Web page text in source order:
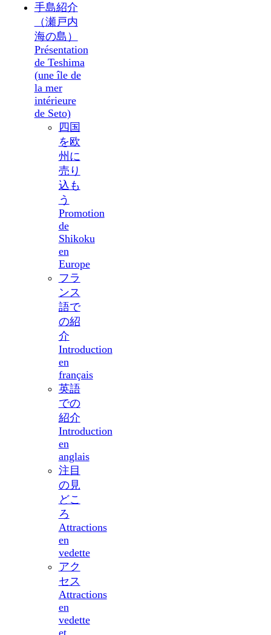
手島紹介
（瀬戸内
海の島）
Présentation
de Teshima
(une île de
la mer
intérieure
de Seto)
四国
を欧
州に
売り
込も
う
Promotion
de
Shikoku
en
Europe
フラ
ンス
語で
の紹
介
Introduction
en
français
英語
での
紹介
Introduction
en
anglais
注目
の見
どこ
ろ
Attractions
en
vedette
アク
セス
Attractions
en
vedette
et